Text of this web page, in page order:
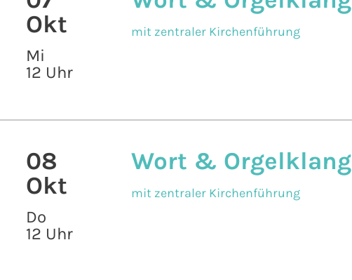
Okt
Mi
12 Uhr
mit zentraler Kirchenführung
08
Okt
Do
12 Uhr
Wort & Orgelklang
mit zentraler Kirchenführung